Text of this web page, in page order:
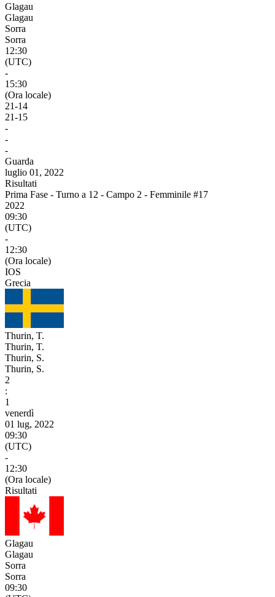
Glagau
Glagau
Sorra
Sorra
12:30
(UTC)
-
15:30
(Ora locale)
21-14
21-15
-
-
-
Guarda
luglio 01, 2022
Risultati
Prima Fase - Turno a 12 - Campo 2 - Femminile #17
2022
09:30
(UTC)
-
12:30
(Ora locale)
IOS
Grecia
Thurin, T.
Thurin, T.
Thurin, S.
Thurin, S.
2
:
1
venerdì
01 lug, 2022
09:30
(UTC)
-
12:30
(Ora locale)
Risultati
Glagau
Glagau
Sorra
Sorra
09:30